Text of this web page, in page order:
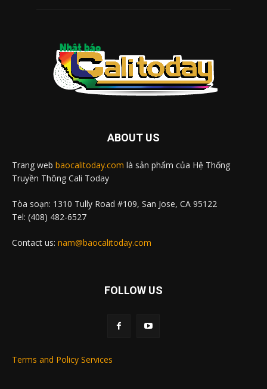
ABOUT US
Trang web baocalitoday.com là sản phẩm của Hệ Thống
Truyền Thông Cali Today
Tòa soạn: 1310 Tully Road #109, San Jose, CA 95122
Tel: (408) 482-6527
Contact us: nam@baocalitoday.com
FOLLOW US
Terms and Policy Services